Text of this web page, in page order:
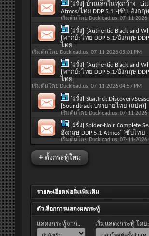
[ฝรั่ง]-บ้านเล็กในทุ่งกว้าง -
Atmos/ไทย DDP 5.1]-[ซับ: อังกฤ
เริ่มต้นโดย Duckload.us, 07-11-2026
[ฝรั่ง]-[Authentic Black and
[พากย์: ไทย DDP 5.1/อังกฤษ
ไทย]
เริ่มต้นโดย Duckload.us, 07-11-2026 05:01 PM
[ฝรั่ง]-[Authentic Black and
[พากย์: ไทย DDP 5.1/อังกฤษ
ไทย]
เริ่มต้นโดย Duckload.us, 07-11-2026 04:57 PM
[ฝรั่ง]-
[Soundtrack บรรยายไทย (แปล)]
เริ่มต้นโดย Duckload.us, 07-11-2026
[ฝรั่ง] Spider-Noir Complete
อังกฤษ DDP 5.1 Atmos] [ซับไท
เริ่มต้นโดย Duckload.us, 07-11-2026
+ ตั้งกระทู้ใหม่
รายละเอียดฟอรั่มเพิ่มเติม
ตัวเลือกการแสดงผลกระทู้
แสดงกระทู้จาก... เริ่มแสดงกระทู้ โดย: